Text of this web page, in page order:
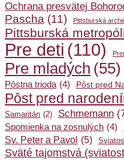
Ochrana presvätej
Pascha (11) Pittsburská
Pittsburská
Pre deti (110)
Pre mladých (55)
Pôstna trioda (4) Pôst pred
Pôst pred
Samaritán (2) Schmemann
Spomienka na zosnulých (4)
Sv. Peter a Pavol (5)
Sväté tajomstvá